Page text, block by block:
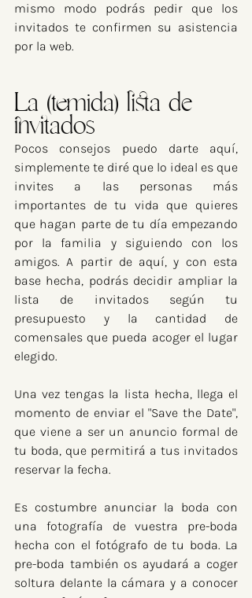
mismo modo podrás pedir que los
invitados te confirmen su asistencia
por la web.
​La (temida) lista de
invitados
Pocos consejos puedo darte aquí,
simplemente te diré que lo ideal es que
invites a las personas más
importantes de tu vida que quieres
que hagan parte de tu día empezando
por la familia y siguiendo con los
amigos. A partir de aquí, y con esta
base hecha, podrás decidir ampliar la
lista de invitados según tu
presupuesto y la cantidad de
comensales que pueda acoger el lugar
elegido.
Una vez tengas la lista hecha, llega el
momento de enviar el "Save the Date",
que viene a ser un anuncio formal de
tu boda, que permitirá a tus invitados
reservar la fecha.
Es costumbre anunciar la boda con
una fotografía de vuestra pre-boda
hecha con el fotógrafo de tu boda. La
pre-boda también os ayudará a coger
soltura delante la cámara y a conocer